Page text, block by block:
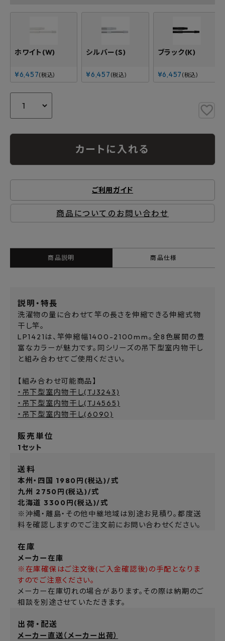
ホワイト(W)
¥6,457 税込
シルバー(S)
¥6,457 税込
ブラック(K)
¥6,457 税込
カートに入れる
ご利用ガイド
商品についてのお問い合わせ
商品説明 商品仕様
説明・特長
洗濯物の量に合わせて竿の長さを伸縮できる伸縮式物
干し竿。
LP1421は、竿伸縮幅1400-2100mm。全8色展開の豊
富なカラーが魅力です。同シリーズの吊下型室内物干し
と組み合わせてご使用ください。
【組み合わせ可能商品】
・吊下型室内物干し(TJ3243)
・吊下型室内物干し(TJ4565)
・吊下型室内物干し(6090)
販売単位
1セット
送料
本州・四国 1980円(税込)/式
九州 2750円(税込)/式
北海道 3300円(税込)/式
※沖縄・離島・その他中継地域は別途お見積り。都度送
料を確認しますのでご注文前にお問い合わせください。
在庫
メーカー在庫
※在庫確保はご注文後(ご入金確認後)の手配となりま
すのでご注意ください。
メーカー在庫切れの場合があります。その際は納期のご
相談を別途させていただきます。
出荷・配送
メーカー直送（メーカー出荷）